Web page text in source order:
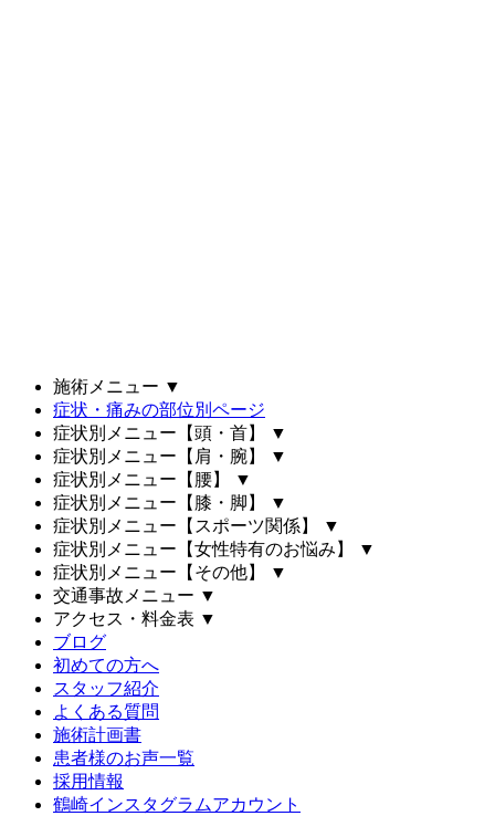
施術メニュー ▼
症状・痛みの部位別ページ
症状別メニュー【頭・首】
▼
症状別メニュー【肩・腕】
▼
症状別メニュー【腰】
▼
症状別メニュー【膝・脚】
▼
症状別メニュー【スポーツ関係】
▼
症状別メニュー【女性特有のお悩み】
▼
症状別メニュー【その他】
▼
交通事故メニュー ▼
アクセス・料金表 ▼
ブログ
初めての方へ
スタッフ紹介
よくある質問
施術計画書
患者様のお声一覧
採用情報
鶴崎インスタグラムアカウント